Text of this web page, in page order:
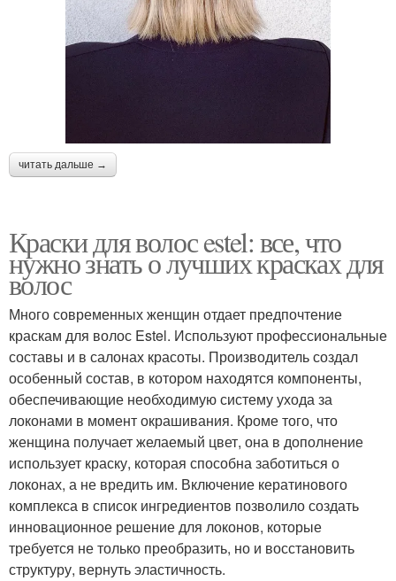
читать дальше →
Краски для волос estel: все, что
нужно знать о лучших красках для
волос
Много современных женщин отдает предпочтение
краскам для волос Estel. Используют профессиональные
составы и в салонах красоты. Производитель создал
особенный состав, в котором находятся компоненты,
обеспечивающие необходимую систему ухода за
локонами в момент окрашивания. Кроме того, что
женщина получает желаемый цвет, она в дополнение
использует краску, которая способна заботиться о
локонах, а не вредить им. Включение кератинового
комплекса в список ингредиентов позволило создать
инновационное решение для локонов, которые
требуется не только преобразить, но и восстановить
структуру, вернуть эластичность.